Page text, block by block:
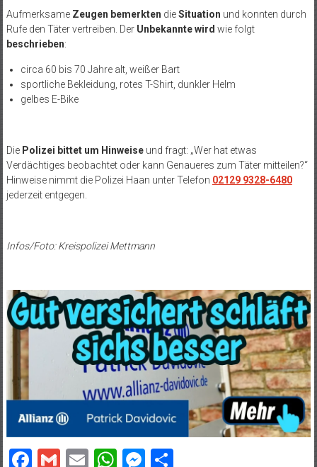
Aufmerksame Zeugen bemerkten dieSituation und konnten durch
Rufe den Täter vertreiben. Der Unbekannte wird wie folgt
beschrieben:
circa 60 bis 70 Jahre alt, weißer Bart
sportliche Bekleidung, rotes T-Shirt, dunkler Helm
gelbes E-Bike
Die Polizei bittet um Hinweiseund fragt: „Wer hat etwas
Verdächtiges beobachtet oder kann Genaueres zum Täter mitteilen?“
Hinweise nimmt die Polizei Haan unter Telefon 02129 9328-6480
jederzeit entgegen.
Infos/Foto: Kreispolizei Mettmann
Facebook
Gmail
EmailWhatsApp
Messenger
Teilen